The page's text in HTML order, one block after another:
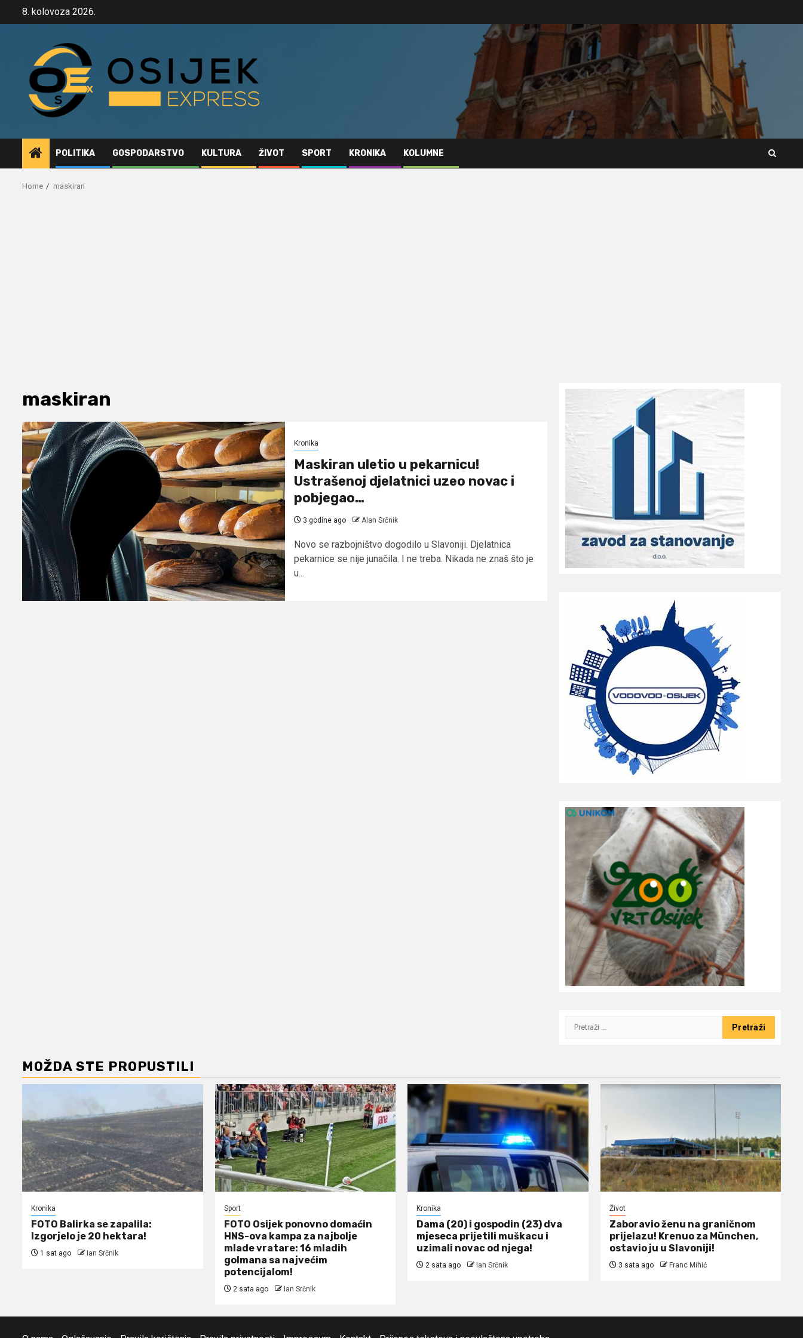
8. kolovoza 2026.
POLITIKA GOSPODARSTVO KULTURA ŽIVOT SPORT KRONIKA KOLUMNE
Home maskiran
maskiran
Kronika
Maskiran uletio u pekarnicu!
Ustrašenoj djelatnici uzeo novac i
pobjegao…
3 godine ago Alan Srčnik
Novo se razbojništvo dogodilo u Slavoniji. Djelatnica
pekarnice se nije junačila. I ne treba. Nikada ne znaš što je
u...
Pretraži:
MOŽDA STE PROPUSTILI
Kronika
FOTO Balirka se zapalila:
Izgorjelo je 20 hektara!
1 sat ago Ian Srčnik
Sport
FOTO Osijek ponovno domaćin
HNS-ova kampa za najbolje
mlade vratare: 16 mladih
golmana sa najvećim
potencijalom!
2 sata ago Ian Srčnik
Kronika
Dama (20) i gospodin (23) dva
mjeseca prijetili muškacu i
uzimali novac od njega!
2 sata ago Ian Srčnik
Život
Zaboravio ženu na graničnom
prijelazu! Krenuo za München,
ostavio ju u Slavoniji!
3 sata ago Franc Mihić